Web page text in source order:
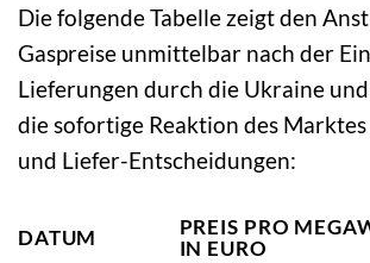
Die folgende Tabelle zeigt den
Gaspreise unmittelbar nach der
Lieferungen durch die Ukraine
die sofortige Reaktion des
und Liefer-Entscheidungen:
DATUM
PREIS PRO
IN EURO